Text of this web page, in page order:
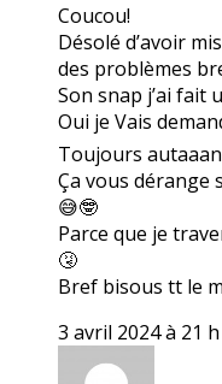
Coucou!
Désolé d’avoir
des problèmes
Son snap j’ai fait
Oui je Vais
Toujours
Ça vous dérange
😅🤓
Parce que je
🤧
Bref bisous tt le
3 avril 2024 à 21